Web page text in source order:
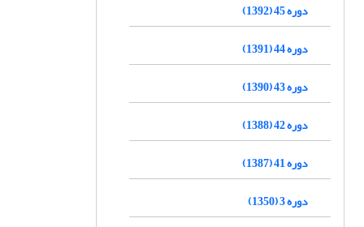
دوره 45 (1392)
دوره 44 (1391)
دوره 43 (1390)
دوره 42 (1388)
دوره 41 (1387)
دوره 3 (1350)